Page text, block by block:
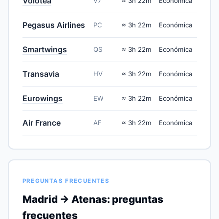
Pegasus Airlines PC ≈ 3h 22m Económica
Smartwings QS ≈ 3h 22m Económica
Transavia HV ≈ 3h 22m Económica
Eurowings EW ≈ 3h 22m Económica
Air France AF ≈ 3h 22m Económica
PREGUNTAS FRECUENTES
Madrid → Atenas: preguntas
frecuentes